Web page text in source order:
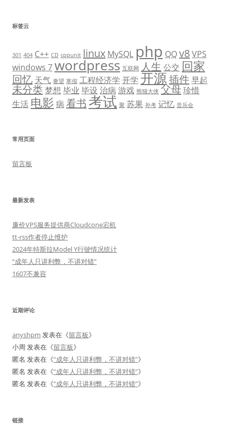
标签云
301 404 C++ CD cppunit linux MySQL php QQv8VPS
windows 7wordpress 互联网 人生 公交 回家
回忆 天气 奢望 寒假 工程经济学 开学 开源插件早起
未分类 梦想 毕业 毕设 治病 游戏 熊猫大侠 父母珍惜
生活 电影 病 看书 考试 聚 苏果 补考 记忆 音乐会
常用页面
留言板
最新发表
廉价VPS服务提供商Cloudcone宕机
tt-rss作者停止维护
2024年特斯拉Model Y行驶情况统计
“成年人只讲利弊，不讲对错”
1607不兼容
近期评论
anyshpm 发表在《留言板》
小周 发表在《留言板》
匿名 发表在《“成年人只讲利弊，不讲对错”》
匿名 发表在《“成年人只讲利弊，不讲对错”》
匿名 发表在《“成年人只讲利弊，不讲对错”》
链接